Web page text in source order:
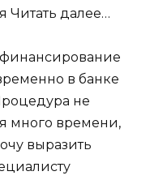
Читать далее…
в банке
не
много времени,
выразить